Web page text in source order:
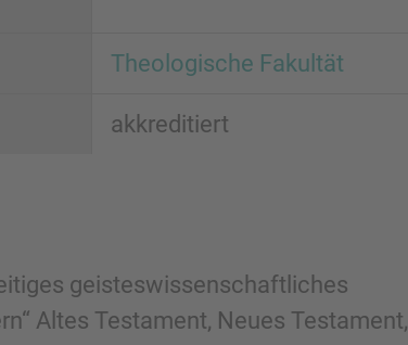
Theologische Fakultät
akkreditiert
geisteswissenschaftliches
Altes Testament, Neues Testament,